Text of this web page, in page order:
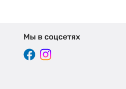
Мы в соцсетях